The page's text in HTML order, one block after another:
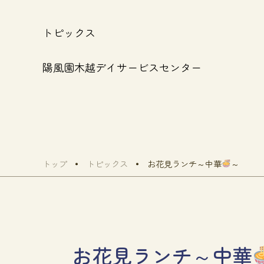
トピックス
陽風園木越デイサービスセンター
トップ トピックス お花見ランチ～中華 ～
お花見ランチ～中華